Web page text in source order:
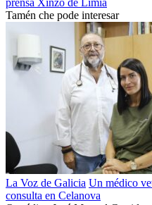
Tamén che pode interesar
La Voz de Galicia Un médico
consulta en Celanova